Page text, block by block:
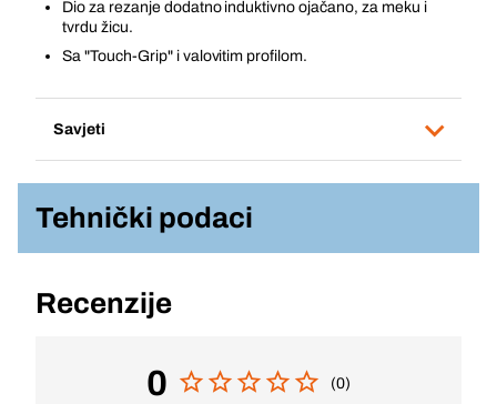
Dio za rezanje dodatno induktivno ojačano, za meku i
tvrdu žicu.
Sa "Touch-Grip" i valovitim profilom.
Savjeti
Tehnički podaci
Recenzije
0 (0)